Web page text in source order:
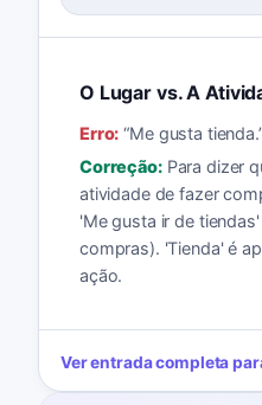
O Lugar vs. A
Erro: “Me gusta tienda.
Correção: Para dizer
atividade de fazer
'Me gusta ir de
compras). 'Tienda' é
ação.
Ver entrada completa